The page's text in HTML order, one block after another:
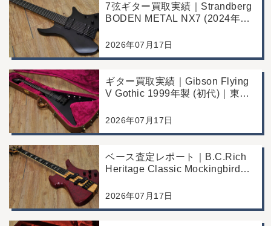
7弦ギター買取実績｜Strandberg
BODEN METAL NX7 (2024年製)
店
2026年07月17日
ギター買取実績｜Gibson Flying
V Gothic 1999年製 (初代)｜東京
2026年07月17日
ベース査定レポート｜B.C.Rich
Heritage Classic Mockingbird
にて買取
2026年07月17日